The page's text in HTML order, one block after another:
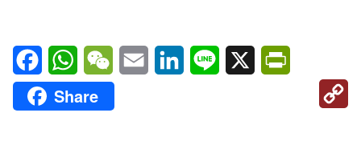
FacebookWhatsAppWeChatEmail LinkedInLine X
Share